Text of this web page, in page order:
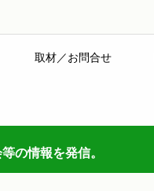
取材／お問合せ
の情報を発信。